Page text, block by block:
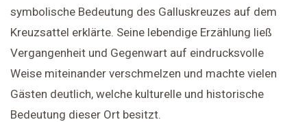
symbolische Bedeutung des Galluskreuzes auf dem
Kreuzsattel erklärte. Seine lebendige Erzählung ließ
Vergangenheit und Gegenwart auf eindrucksvolle
Weise miteinander verschmelzen und machte vielen
Gästen deutlich, welche kulturelle und historische
Bedeutung dieser Ort besitzt.